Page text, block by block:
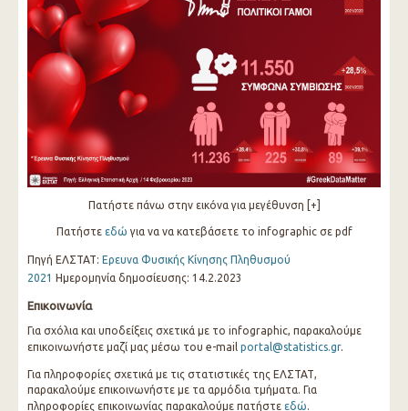
Πατήστε πάνω στην εικόνα για μεγέθυνση [+]
Πατήστε εδώ για να να κατεβάσετε το infographic σε pdf
Πηγή ΕΛΣΤΑΤ: Ερευνα Φυσικής Κίνησης Πληθυσμού
2021 Ημερομηνία δημοσίευσης: 14.2.2023
Επικοινωνία
Για σχόλια και υποδείξεις σχετικά με το infographic, παρακαλούμε
επικοινωνήστε μαζί μας μέσω του e-mail portal@statistics.gr.
Για πληροφορίες σχετικά με τις στατιστικές της ΕΛΣΤΑΤ,
παρακαλούμε επικοινωνήστε με τα αρμόδια τμήματα. Για
πληροφορίες επικοινωνίας παρακαλούμε πατήστε εδώ.